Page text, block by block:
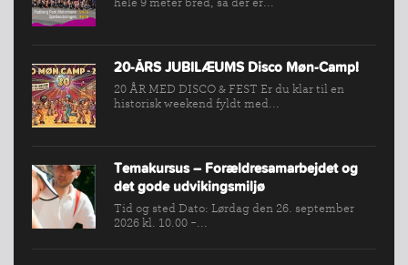
20-ÅRS JUBILÆUMS Disco Møn-Camp!
20 ÅR MED DISCO & FEST Er du klar til en
historisk weekend fyldt med...
Temakursus – Forældresamarbejdet og
det gode udvikingsmiljø
Tid og sted Dato: Lørdag den 26. september
2026 kl. 10.00 -...